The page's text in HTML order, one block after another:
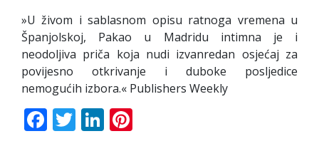
»U živom i sablasnom opisu ratnoga vremena u
Španjolskoj, Pakao u Madridu intimna je i
neodoljiva priča koja nudi izvanredan osjećaj za
povijesno otkrivanje i duboke posljedice
nemogućih izbora.« Publishers Weekly
Facebook
TwitterLinkedIn